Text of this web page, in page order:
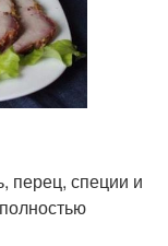
перец, специи и